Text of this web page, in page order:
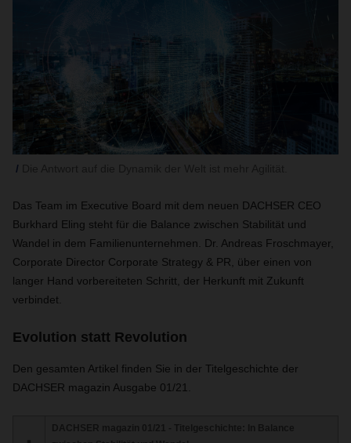
Das Team im Executive Board mit dem neuen DACHSER CEO
Burkhard Eling steht für die Balance zwischen Stabilität und
Wandel in dem Familienunternehmen. Dr. Andreas Froschmayer,
Corporate Director Corporate Strategy & PR, über einen von
langer Hand vorbereiteten Schritt, der Herkunft mit Zukunft
verbindet.
Evolution statt Revolution
Den gesamten Artikel finden Sie in der Titelgeschichte der
DACHSER magazin Ausgabe 01/21.